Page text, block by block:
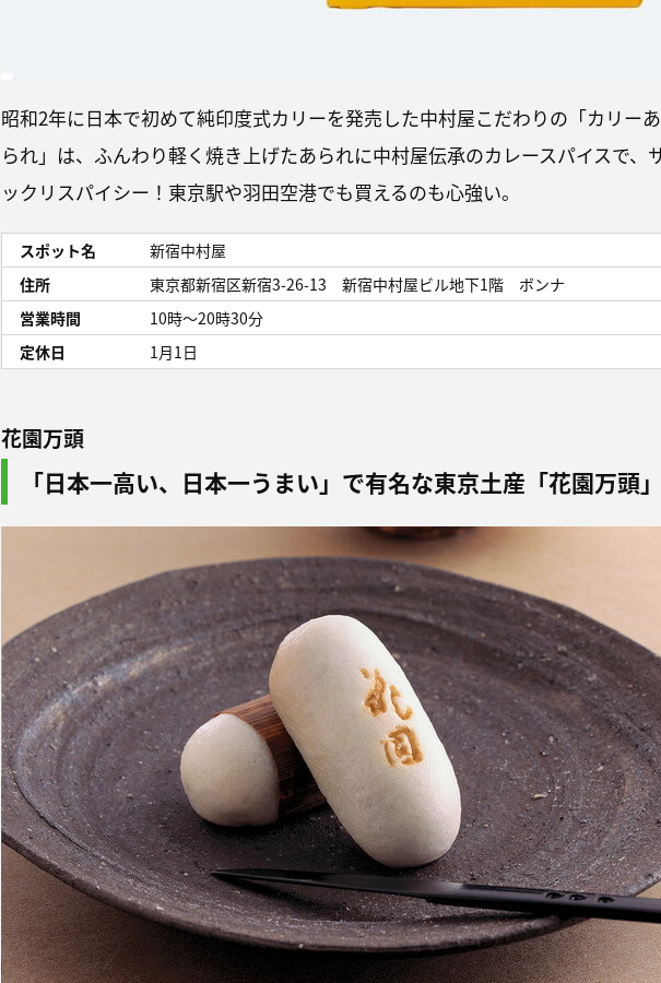
昭和2年に日本で初めて純印度式カリーを発売した中村屋こだわりの「カリーあ
られ」は、ふんわり軽く焼き上げたあられに中村屋伝承のカレースパイスで、
ックリスパイシー！東京駅や羽田空港でも買えるのも心強い。
スポット名
新宿中村屋
住所
東京都新宿区新宿3-26-13 新宿中村屋ビル地下1階 ボンナ
営業時間
10時～20時30分
定休日
1月1日
花園万頭
「日本一高い、日本一うまい」で有名な東京土産「花園万頭